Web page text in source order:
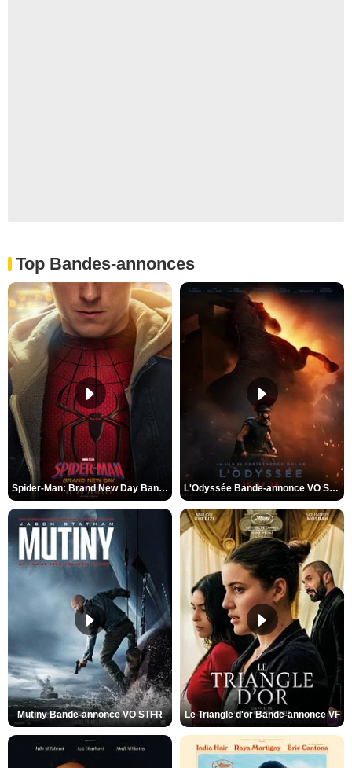
Top Bandes-annonces
Spider-Man: Brand New Day Bande-annonce VO STFR L'Odyssée Bande-annonce VO STFR
Mutiny Bande-annonce VO STFR Le Triangle d'or Bande-annonce VF